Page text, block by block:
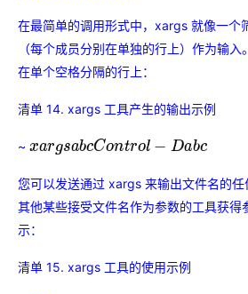
在最简单的调用形式中，xargs 就像一个
（每个成员分别在单独的行上）作为输
在单个空格分隔的行上：
清单 14. xargs 工具产生的输出示例
~ xargsabcControl−Da bc
您可以发送通过 xargs 来输出文件名的
其他某些接受文件名作为参数的工具获得
示：
清单 15. xargs 工具的使用示例